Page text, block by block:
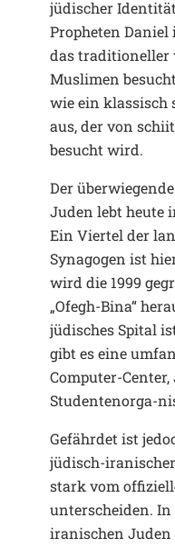
jüdischer
Propheten Daniel
das traditioneller
Muslimen
wie ein klassisch
aus, der von
besucht wird.
Der
Juden lebt heute
Ein Viertel der
Synagogen ist
wird die 1999
„Ofegh-Bina“
jüdisches Spital
gibt es eine
Computer-
Studentenorga-
Gefährdet ist
jüdisch-
stark vom
unterscheiden.
iranischen